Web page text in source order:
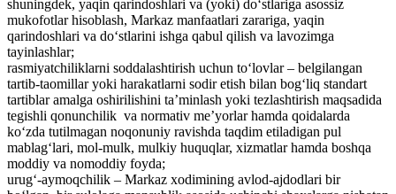
shuningdek, yaqin qarindoshlari va (yoki) do‘stlariga asossiz
mukofotlar hisoblash, Markaz manfaatlari zarariga, yaqin
qarindoshlari va do‘stlarini ishga qabul qilish va lavozimga
tayinlashlar;
rasmiyatchiliklarni soddalashtirish uchun to‘lovlar – belgilangan
tartib-taomillar yoki harakatlarni sodir etish bilan bog‘liq standart
tartiblar amalga oshirilishini ta’minlash yoki tezlashtirish maqsadida
tegishli qonunchilik va normativ me’yorlar hamda qoidalarda
ko‘zda tutilmagan noqonuniy ravishda taqdim etiladigan pul
mablag‘lari, mol-mulk, mulkiy huquqlar, xizmatlar hamda boshqa
moddiy va nomoddiy foyda;
urug‘-aymoqchilik – Markaz xodimining avlod-ajdodlari bir